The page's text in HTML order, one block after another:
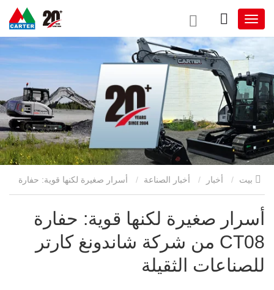
أخبار أخبار الصناعة أسرار صغيرة لكنها قوية: حفارة
CT08 من شركة شاندونغ كارتر للصناعات الثقيلة
أسرار صغيرة لكنها قوية: حفارة
CT08 من شركة شاندونغ كارتر
للصناعات الثقيلة